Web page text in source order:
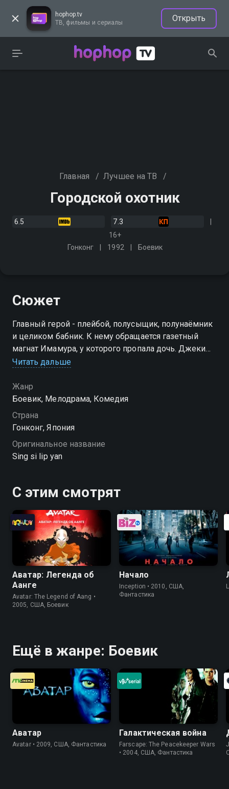
hophop.tv
ТВ, фильмы и сериалы
Открыть
Главная / Лучшее на ТВ /
Городской охотник
6.5
7.3
16+
Гонконг
1992 Боевик
Сюжет
Главный герой - плейбой, полусыщик, полунаёмник
и целиком бабник. К нему обращается газетный
магнат Имамура, у которого пропала дочь. Джеки
пробирается на роскошный круизный лайнер, на
держит свою жертву
Читать дальше
Жанр
Боевик, Мелодрама, Комедия
Страна
Гонконг, Япония
Оригинальное название
Sing si lip yan
С этим смотрят
Аватар: Легенда об
Аанге
Avatar: The Legend of Aang •
2005, США, Боевик
Начало
Inception • 2010, США,
Фантастика
Ещё в жанре: Боевик
Аватар
Avatar • 2009, США, Фантастика
Галактическая война
Farscape: The Peacekeeper Wars
• 2004, США, Фантастика